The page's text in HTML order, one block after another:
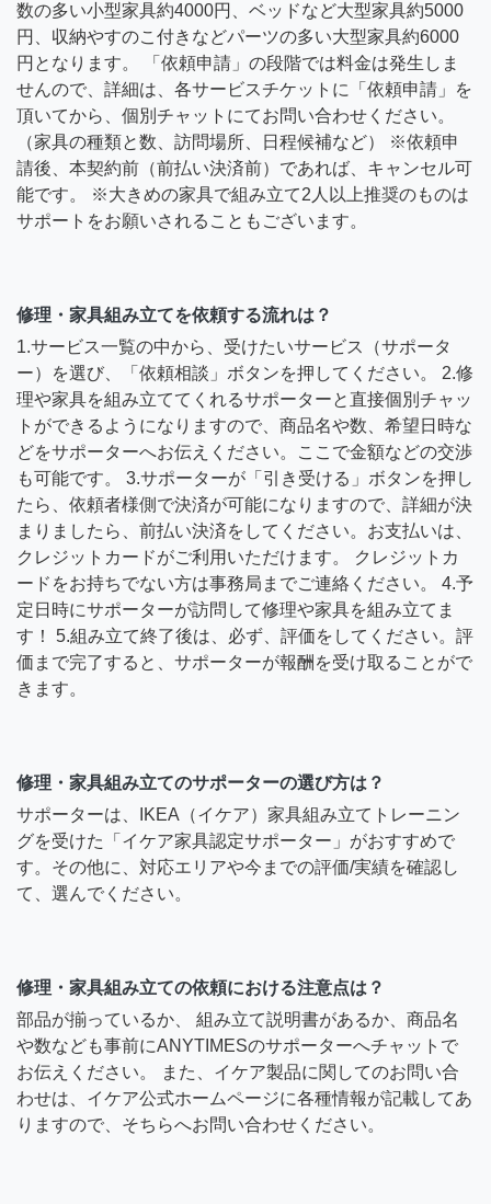
数の多い小型家具約4000円、ベッドなど大型家具約5000
円、収納やすのこ付きなどパーツの多い大型家具約6000
円となります。 「依頼申請」の段階では料金は発生しま
せんので、詳細は、各サービスチケットに「依頼申請」を
頂いてから、個別チャットにてお問い合わせください。
（家具の種類と数、訪問場所、日程候補など） ※依頼申
請後、本契約前（前払い決済前）であれば、キャンセル可
能です。 ※大きめの家具で組み立て2人以上推奨のものは
サポートをお願いされることもございます。
修理・家具組み立てを依頼する流れは？
1.サービス一覧の中から、受けたいサービス（サポータ
ー）を選び、「依頼相談」ボタンを押してください。 2.修
理や家具を組み立ててくれるサポーターと直接個別チャッ
トができるようになりますので、商品名や数、希望日時な
どをサポーターへお伝えください。ここで金額などの交渉
も可能です。 3.サポーターが「引き受ける」ボタンを押し
たら、依頼者様側で決済が可能になりますので、詳細が決
まりましたら、前払い決済をしてください。お支払いは、
クレジットカードがご利用いただけます。 クレジットカ
ードをお持ちでない方は事務局までご連絡ください。 4.予
定日時にサポーターが訪問して修理や家具を組み立てま
す！ 5.組み立て終了後は、必ず、評価をしてください。評
価まで完了すると、サポーターが報酬を受け取ることがで
きます。
修理・家具組み立てのサポーターの選び方は？
サポーターは、IKEA（イケア）家具組み立てトレーニン
グを受けた「イケア家具認定サポーター」がおすすめで
す。その他に、対応エリアや今までの評価/実績を確認し
て、選んでください。
修理・家具組み立ての依頼における注意点は？
部品が揃っているか、 組み立て説明書があるか、商品名
や数なども事前にANYTIMESのサポーターへチャットで
お伝えください。 また、イケア製品に関してのお問い合
わせは、イケア公式ホームページに各種情報が記載してあ
りますので、そちらへお問い合わせください。